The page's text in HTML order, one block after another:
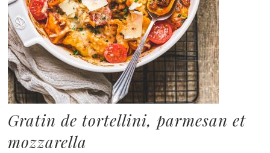
Gratin de tortellini, parmesan et
mozzarella